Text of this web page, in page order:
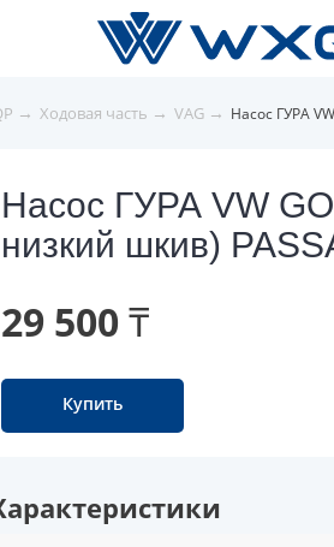
→ Ходовая часть → VAG → Насос ГУРА
Насос ГУРА VW
низкий шкив)
29 500 ₸
Купить